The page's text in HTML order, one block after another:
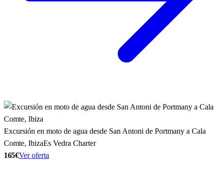
Excursión en moto de agua desde San Antoni de Portmany a Cala
Comte, IbizaEs Vedra Charter
165€Ver oferta